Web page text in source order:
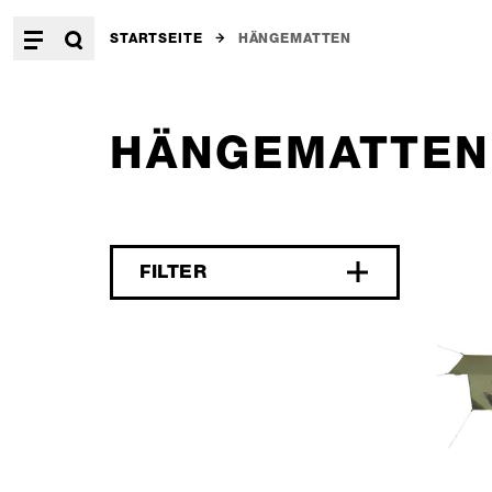
STARTSEITE HÄNGEMATTEN
HÄNGEMATTEN
FILTER